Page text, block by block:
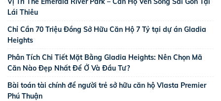
Lái Thiêu
Chỉ Cần 70 Triệu Đồng Sở Hữu Căn Hộ 7 Tỷ tại dự án Gladia
Heights
Phân Tích Chi Tiết Mặt Bằng Gladia Heights: Nên Chọn Mã
Căn Nào Đẹp Nhất Để Ở Và Đầu Tư?
Bài toán tài chính để người trẻ sở hữu căn hộ Vlasta Premier
Phú Thuận